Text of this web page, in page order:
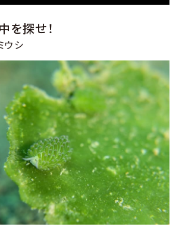
を探せ！
シ